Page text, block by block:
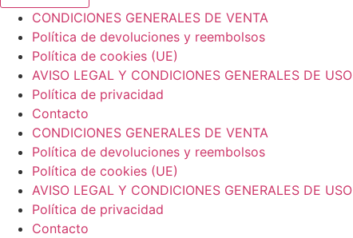
CONDICIONES GENERALES DE VENTA
Política de devoluciones y reembolsos
Política de cookies (UE)
AVISO LEGAL Y CONDICIONES GENERALES DE USO
Política de privacidad
Contacto
CONDICIONES GENERALES DE VENTA
Política de devoluciones y reembolsos
Política de cookies (UE)
AVISO LEGAL Y CONDICIONES GENERALES DE USO
Política de privacidad
Contacto